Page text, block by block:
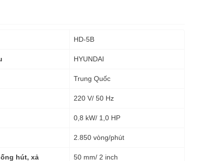
HD-5B
HYUNDAI
Trung Quốc
220 V/ 50 Hz
0,8 kW/ 1,0 HP
2.850 vòng/phút
hút, xả 50 mm/ 2 inch